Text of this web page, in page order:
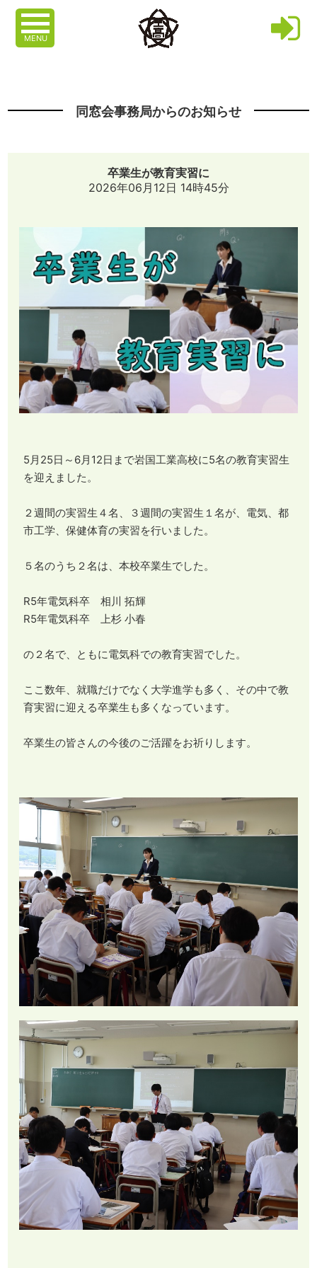
MENU
同窓会事務局からのお知らせ
卒業生が教育実習に
2026年06月12日 14時45分
5月25日～6月12日まで岩国工業高校に5名の教育実習生
を迎えました。
２週間の実習生４名、３週間の実習生１名が、電気、都
市工学、保健体育の実習を行いました。
５名のうち２名は、本校卒業生でした。
R5年電気科卒 相川 拓輝
R5年電気科卒 上杉 小春
の２名で、ともに電気科での教育実習でした。
ここ数年、就職だけでなく大学進学も多く、その中で教
育実習に迎える卒業生も多くなっています。
卒業生の皆さんの今後のご活躍をお祈りします。